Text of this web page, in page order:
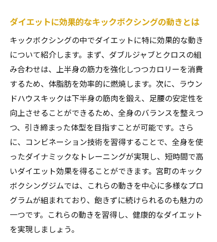
効率的なカロリー消費を促すキックボクシ
キックボクシングで燃焼するカロリー量を
比較
全身運動としてのキックボクシングの魅力
短時間で結果を出すキックボクシングのテ
クニック
カロリー消費を最大化するキックボクシン
グのコツ
パンチとキックで鍛える！キックボクシングの
魅力とは
パンチとキックの基本動作をマスターしよ
う
キックボクシングで得られる筋力アップ効
果
ダイエットに効果的なキックボクシングの動きとは
キックボクシングの中でダイエットに特に効果的な動き
について紹介します。まず、ダブルジャブとクロスの組
み合わせは、上半身の筋力を強化しつつカロリーを消費
するため、体脂肪を効率的に燃焼します。次に、ラウン
ドハウスキックは下半身の筋肉を鍛え、足腰の安定性を
向上させることができるため、全身のバランスを整えつ
つ、引き締まった体型を目指すことが可能です。さら
に、コンビネーション技術を習得することで、全身を使
ったダイナミックなトレーニングが実現し、短時間で高
いダイエット効果を得ることができます。宮町のキック
ボクシングジムでは、これらの動きを中心に多様なプロ
グラムが組まれており、飽きずに続けられるのも魅力の
一つです。これらの動きを習得し、健康的なダイエット
を実現しましょう。